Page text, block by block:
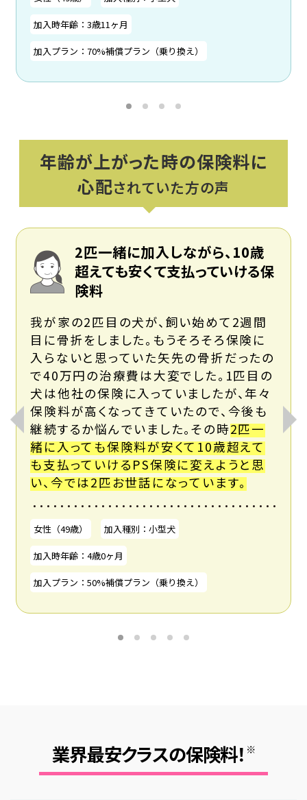
加入時年齢：3歳11ヶ月
加入プラン：70%補償プラン（乗り換え）
年齢が上がった時の保険料に
心配されていた方の声
2匹一緒に加入しながら、10歳
超えても安くて支払っていける保
険料
我が家の2匹目の犬が、飼い始めて2週間
目に骨折をしました。もうそろそろ保険に
入らないと思っていた矢先の骨折だったの
で40万円の治療費は大変でした。1匹目の
犬は他社の保険に入っていましたが、年々
保険料が高くなってきていたので、今後も
継続するか悩んでいました。その時2匹一
緒に入っても保険料が安くて10歳超えて
も支払っていけるPS保険に変えようと思
い、今では2匹お世話になっています。
女性（49歳） 加入種別：小型犬
加入時年齢：4歳0ヶ月
加入プラン：50%補償プラン（乗り換え）
業界最安クラスの保険料！ ※